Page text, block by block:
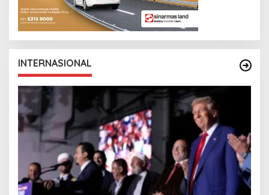
INTERNASIONAL